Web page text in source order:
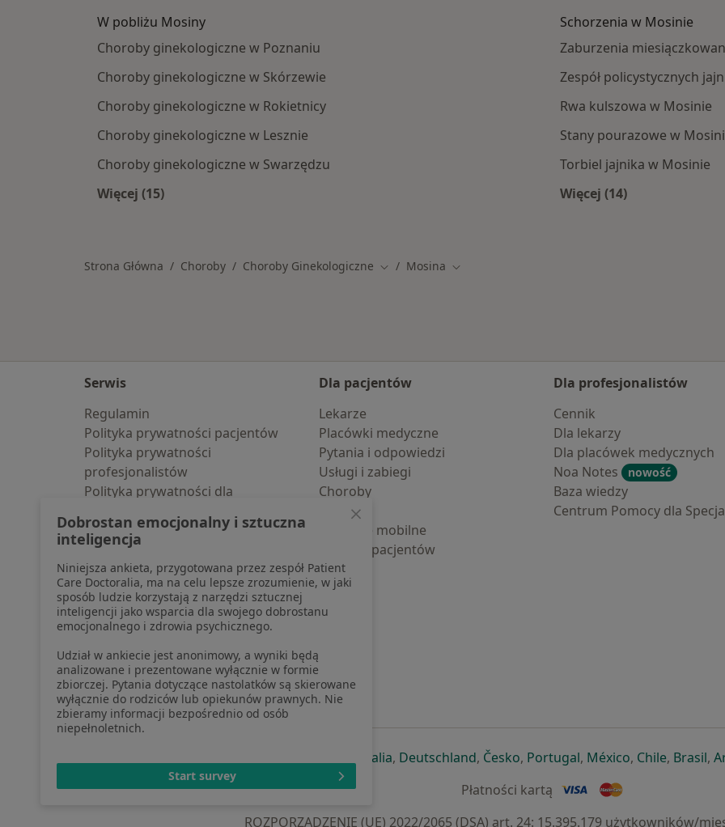
W pobliżu Mosiny
Choroby ginekologiczne w Poznaniu
Choroby ginekologiczne w Skórzewie
Choroby ginekologiczne w Rokietnicy
Choroby ginekologiczne w Lesznie
Choroby ginekologiczne w Swarzędzu
Więcej (15)
Schorzenia w Mosinie
Zaburzenia
Zespół policystycznych
Rwa kulszowa w Mosinie
Stany pourazowe w
Torbiel jajnika w Mosinie
Więcej (14)
Strona Główna Choroby Choroby Ginekologiczne Zmień miasto
Mosina Zmień miasto
Serwis
Regulamin
Polityka prywatności pacjentów
Polityka prywatności
profesjonalistów
Polityka prywatności dla
pozyskaliśmy samodzielnie
Polityka cookies
Jak działają wyniki wyszukiwania
Dostępność
O nas
Praca Rekrutujemy!
Partnerzy
Centrum prasowe
Kontakt
Dla pacjentów
Lekarze
Placówki medyczne
Pytania i odpowiedzi
Usługi i zabiegi
Choroby
Pomoc
Aplikacje mobilne
Blog dla pacjentów
Dla profesjonalistów
Cennik
Dla lekarzy
Dla placówek medycznych
Noa Notes
nowość
Baza wiedzy
Centrum Pomocy dla
otwiera się w nowej karcie
otwiera się w nowej karcie
otwiera się w nowej karcie
Italiaotwiera się w nowej karcie
, Deutschlandotwiera się w nowej karcie
, Českootwiera się w nowej karcie
, Portugalotwiera się w nowej
, Méxicootwiera się w
, Chileotwiera
, Brasil,
Płatności kartą
ROZPORZĄDZENIE (UE) 2022/2065 (DSA) art. 24: 15.395.179 użytkowników/
Dobrostan emocjonalny i sztuczna
inteligencja
Niniejsza ankieta, przygotowana przez zespół Patient
Care Doctoralia, ma na celu lepsze zrozumienie, w jaki
sposób ludzie korzystają z narzędzi sztucznej
inteligencji jako wsparcia dla swojego dobrostanu
emocjonalnego i zdrowia psychicznego.
Udział w ankiecie jest anonimowy, a wyniki będą
analizowane i prezentowane wyłącznie w formie
zbiorczej. Pytania dotyczące nastolatków są skierowane
wyłącznie do rodziców lub opiekunów prawnych. Nie
zbieramy informacji bezpośrednio od osób
niepełnoletnich.
Start survey